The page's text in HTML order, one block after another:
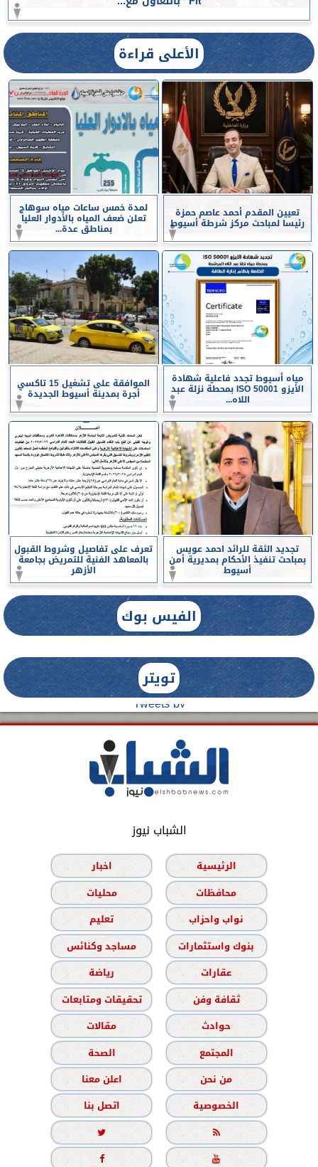
الأعلى قراءة
تعيين المقدم أحمد عاصم حمزة
رئيسا لمباحث مركز شرطة أسيوط
لمدة خمس ساعات مياه سوهاج
تعلن ضعف المياه بالأدوار العليا
بمناطق عدة...
مياه أسيوط تجدد فاعلية شهادة
الأيزو ISO 50001 بمحطة نزلة عبد
اللاه...
الموافقة على تشغيل 15 تاكسي
أجرة بمدينة أسيوط الجديدة
تجديد الثقة للرائد احمد عويس
بمباحث تنفيذ الأحكام بمديرية أمن
أسيوط
تعرف على تفاصيل وشروط القبول
بالمعاهد الفنية للتمريض بجامعة
الأزهر
الفيس بوك
تويتر
Tweets by
الشباب نيوز
الرئيسية
اخبار
محافظات
محليات
نواب واحزاب
تعليم
بنوك واستثمارات
مساجد وكنائس
عقارات
رياضة
ثقافة وفن
تحقيقات ومتابعات
حوادث
مقالات
المجتمع
الصحة
من نحن
اعلن معنا
الخصوصية
اتصل بنا



